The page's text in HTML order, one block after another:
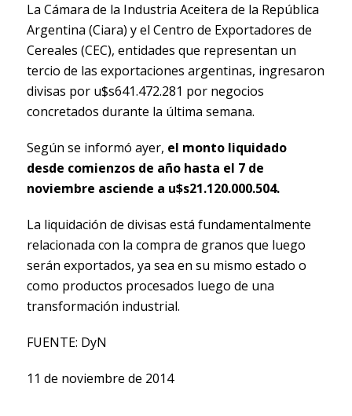
La Cámara de la Industria Aceitera de la República
Argentina (Ciara) y el Centro de Exportadores de
Cereales (CEC), entidades que representan un
tercio de las exportaciones argentinas, ingresaron
divisas por u$s641.472.281 por negocios
concretados durante la última semana.
Según se informó ayer, el monto liquidado
desde comienzos de año hasta el 7 de
noviembre asciende a u$s21.120.000.504.
La liquidación de divisas está fundamentalmente
relacionada con la compra de granos que luego
serán exportados, ya sea en su mismo estado o
como productos procesados luego de una
transformación industrial.
FUENTE: DyN
11 de noviembre de 2014